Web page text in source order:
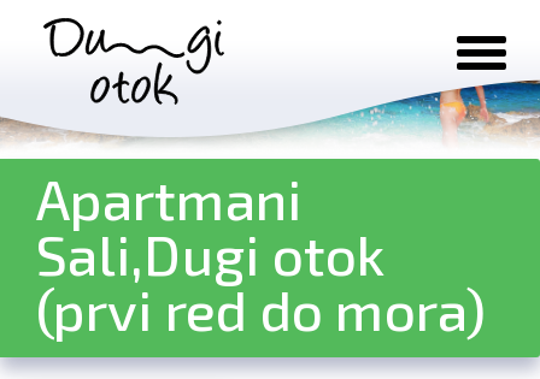
Salta al contenuto
Apartmani
Sali,Dugi otok
(prvi red do mora)